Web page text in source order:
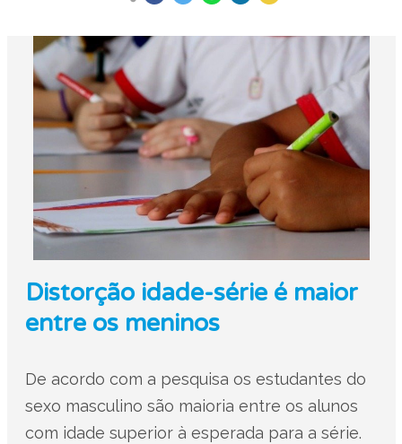
Distorção idade-série é maior
entre os meninos
De acordo com a pesquisa os estudantes do
sexo masculino são maioria entre os alunos
com idade superior à esperada para a série.